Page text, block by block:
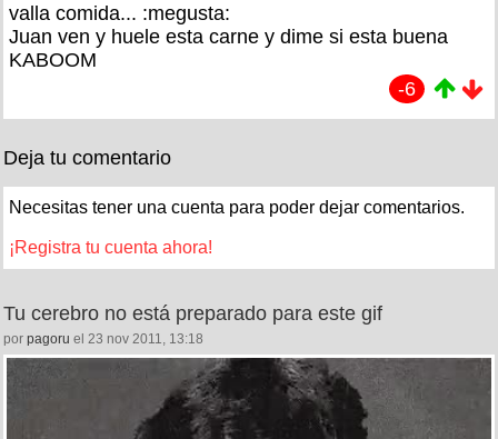
valla comida... :megusta:
Juan ven y huele esta carne y dime si esta buena
KABOOM
-6
Deja tu comentario
Necesitas tener una cuenta para poder dejar comentarios.
¡Registra tu cuenta ahora!
Tu cerebro no está preparado para este gif
por pagoru el 23 nov 2011, 13:18